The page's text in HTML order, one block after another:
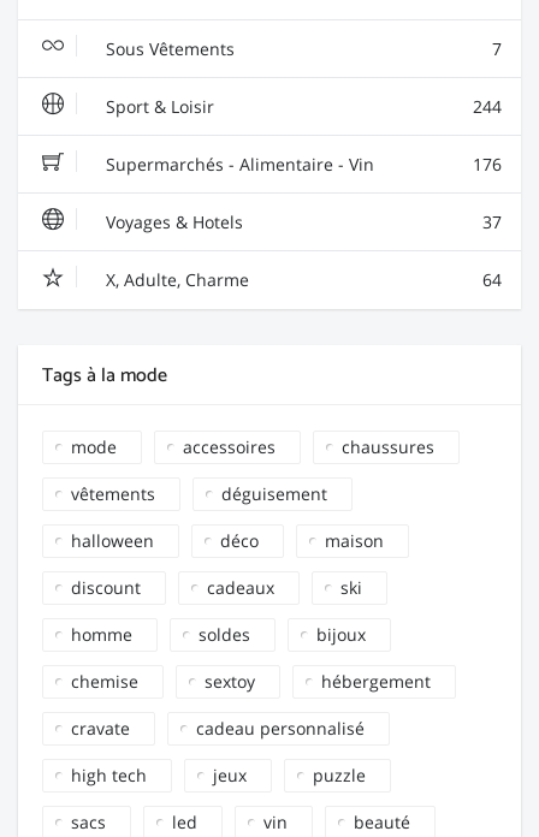
Sous Vêtements 7
Sport & Loisir 244
Supermarchés - Alimentaire - Vin 176
Voyages & Hotels 37
X, Adulte, Charme 64
Tags à la mode
mode accessoires chaussures
vêtements déguisement
halloween déco maison
discount cadeaux ski
homme soldes bijoux
chemise sextoy hébergement
cravate cadeau personnalisé
high tech jeux puzzle
sacs led vin beauté